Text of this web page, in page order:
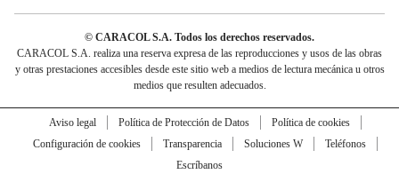
© CARACOL S.A. Todos los derechos reservados.
CARACOL S.A. realiza una reserva expresa de las reproducciones y usos de las obras
y otras prestaciones accesibles desde este sitio web a medios de lectura mecánica u otros
medios que resulten adecuados.
Aviso legal Política de Protección de Datos
Política de cookies
Configuración de cookies
Transparencia Soluciones W
Teléfonos
Escríbanos